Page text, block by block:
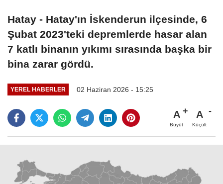
Hatay - Hatay'ın İskenderun ilçesinde, 6
Şubat 2023'teki depremlerde hasar alan
7 katlı binanın yıkımı sırasında başka bir
bina zarar gördü.
YEREL HABERLER 02 Haziran 2026 - 15:25
A
Büyüt
A
Küçült